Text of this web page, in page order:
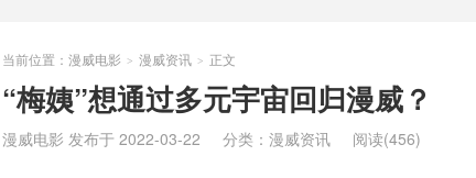
当前位置： 漫威电影 > 漫威资讯 > 正文
“梅姨”想通过多元宇宙回归漫威？
漫威电影 发布于 2022-03-22 分类： 漫威资讯 阅读(456)